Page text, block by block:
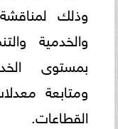
وذلك
والخدمية
بمستوى
ومتابعة
القطاعات.